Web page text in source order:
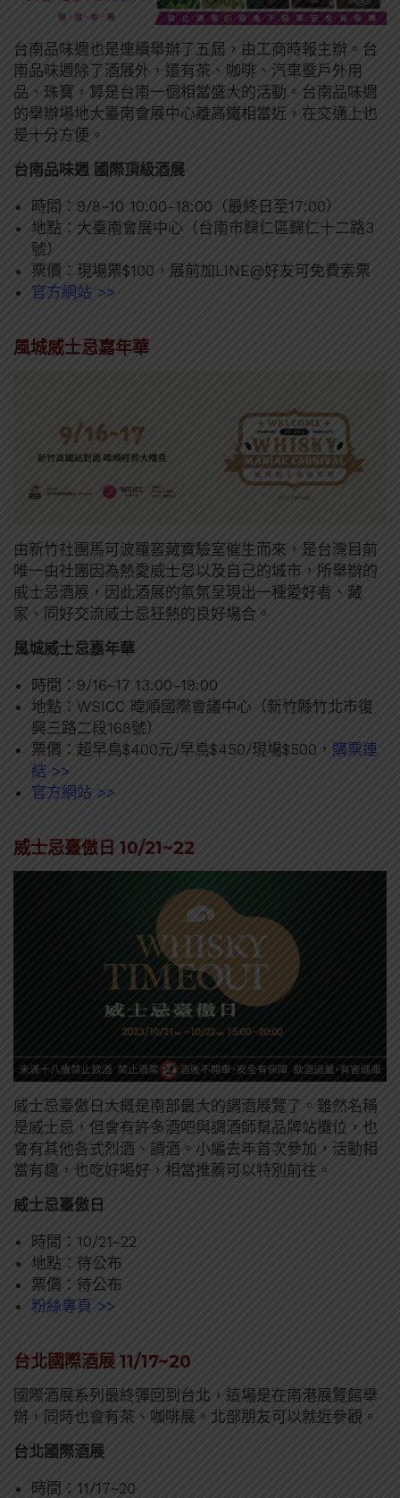
台南品味週也是連續舉辦了五屆，由工商時報主辦。台
南品味週除了酒展外，還有茶、咖啡、汽車暨戶外用
品、珠寶，算是台南一個相當盛大的活動。台南品味週
的舉辦場地大臺南會展中心離高鐵相當近，在交通上也
是十分方便。
台南品味週 國際頂級酒展
時間：9/8~10 10:00-18:00（最終日至17:00）
地點：大臺南會展中心（台南市歸仁區歸仁十二路3
號）
票價：現場票$100，展前加LINE@好友可免費索票
官方網站 >>
風城威士忌嘉年華
由新竹社團馬可波羅窖藏實驗室催生而來，是台灣目前
唯一由社團因為熱愛威士忌以及自己的城市，所舉辦的
威士忌酒展，因此酒展的氣氛呈現出一種愛好者、藏
家、同好交流威士忌狂熱的良好場合。
風城威士忌嘉年華
時間：9/16~17 13:00-19:00
地點：WSICC 暐順國際會議中心（新竹縣竹北市復
興三路二段168號）
票價：超早鳥$400元/早鳥$450/現場$500， 購票連
結 >>
官方網站 >>
威士忌臺傲日 10/21~22
威士忌臺傲日大概是南部最大的調酒展覽了。雖然名稱
是威士忌，但會有許多酒吧與調酒師幫品牌站攤位，也
會有其他各式烈酒、調酒。小編去年首次參加，活動相
當有趣，也吃好喝好，相當推薦可以特別前往。
威士忌臺傲日
時間：10/21~22
地點：待公布
票價：待公布
粉絲專頁 >>
台北國際酒展 11/17~20
國際酒展系列最終彈回到台北，這場是在南港展覽館舉
辦，同時也會有茶、咖啡展。北部朋友可以就近參觀。
台北國際酒展
時間：11/17~20